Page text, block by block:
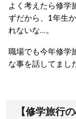
よく考えたら修学
ずだから、1年生
れないな…。
職場でも今年修学
な事を話してまし
【修学旅行の